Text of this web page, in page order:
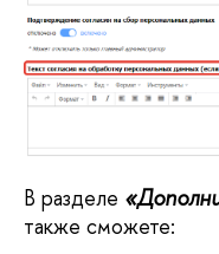
В разделе
также сможете: